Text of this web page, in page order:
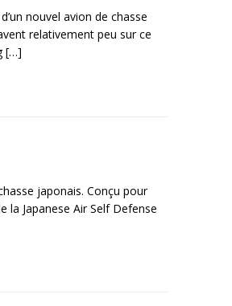
nouvel avion de chasse
relativement peu sur ce
[…]
japonais. Conçu pour
la Japanese Air Self Defense